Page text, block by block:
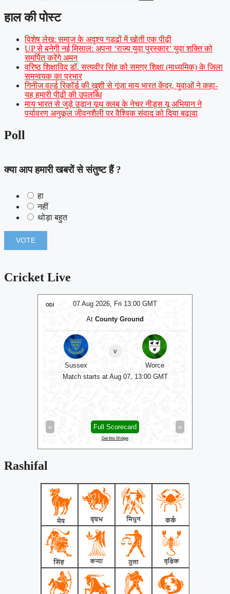
हाल की पोस्ट
विशेष लेख: समाज के अदृश्य गड्ढों में खोती एक पीढ़ी
UP से बनेगी नई मिसाल: अपना ‘राज्य युवा पुरस्कार’ युवा शक्ति को
समर्पित करेंगे अमन
वरिष्ठ शिक्षाविद् डॉ. सत्यवीर सिंह को समग्र शिक्षा (माध्यमिक) के जिला
समन्वयक का प्रभार
गिनीज वर्ल्ड रिकॉर्ड की खुशी से गूंजा माय भारत केंद्र, युवाओं ने कहा-
यह हमारी पीढ़ी की उपलब्धि
माय भारत से जुड़े उड़ान यूथ क्लब के नेचर नीड्स यू अभियान ने
पर्यावरण अनुकूल जीवनशैली पर वैश्विक संवाद को दिया बढ़ावा
Poll
क्या आप हमारी खबरों से संतुष्ट हैं ?
हा
नहीं
थोड़ा बहुत
Cricket Live
07 Aug 2026, Fri 13:00 GMT
ODI
At County Ground
Sussex
v
Worce
Match starts at Aug 07, 13:00 GMT
« »
Full Scorecard
Get this Widget
Rashifal